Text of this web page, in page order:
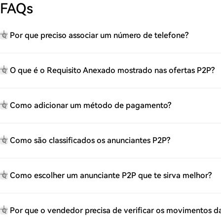
FAQs
Q Por que preciso associar um número de telefone?
Q O que é o Requisito Anexado mostrado nas ofertas P2P?
Q Como adicionar um método de pagamento?
Q Como são classificados os anunciantes P2P?
Q Como escolher um anunciante P2P que te sirva melhor?
Q Por que o vendedor precisa de verificar os movimentos